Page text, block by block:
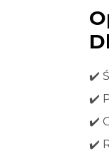
✔️
✔️
✔️
✔️